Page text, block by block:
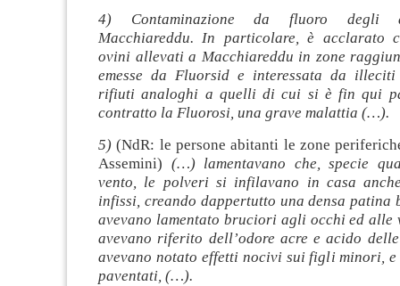
4) Contaminazione da fluoro degli
Macchiareddu. In particolare, è acclarato
ovini allevati a Macchiareddu in zone
emesse da Fluorsid e interessata da illeciti
rifiuti analoghi a quelli di cui si è fin qui
contratto la Fluorosi, una grave malattia (…).
5)(NdR: le persone abitanti le zone
Assemini) (…) lamentavano che, specie
vento, le polveri si infilavano in casa
infissi, creando dappertutto una densa
avevano lamentato bruciori agli occhi ed alle
avevano riferito dell’odore acre e acido
avevano notato effetti nocivi sui figli minori,
paventati, (…).